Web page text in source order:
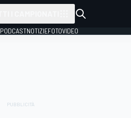
PODCASTNOTIZIEFOTOVIDEO